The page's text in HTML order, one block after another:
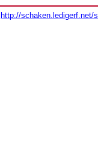
http://schaken.ledigerf.net/